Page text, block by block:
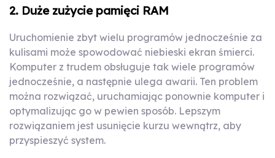
2. Duże zużycie pamięci RAM
Uruchomienie zbyt wielu programów jednocześnie za
kulisami może spowodować niebieski ekran śmierci.
Komputer z trudem obsługuje tak wiele programów
jednocześnie, a następnie ulega awarii. Ten problem
można rozwiązać, uruchamiając ponownie komputer i
optymalizując go w pewien sposób. Lepszym
rozwiązaniem jest usunięcie kurzu wewnątrz, aby
przyspieszyć system.